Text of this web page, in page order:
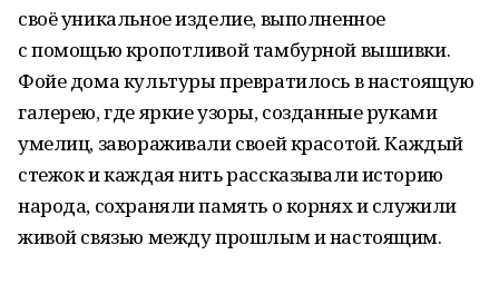
своё уникальное изделие, выполненное
с помощью кропотливой тамбурной вышивки.
Фойе дома культуры превратилось в настоящую
галерею, где яркие узоры, созданные руками
умелиц, завораживали своей красотой. Каждый
стежок и каждая нить рассказывали историю
народа, сохраняли память о корнях и служили
живой связью между прошлым и настоящим.